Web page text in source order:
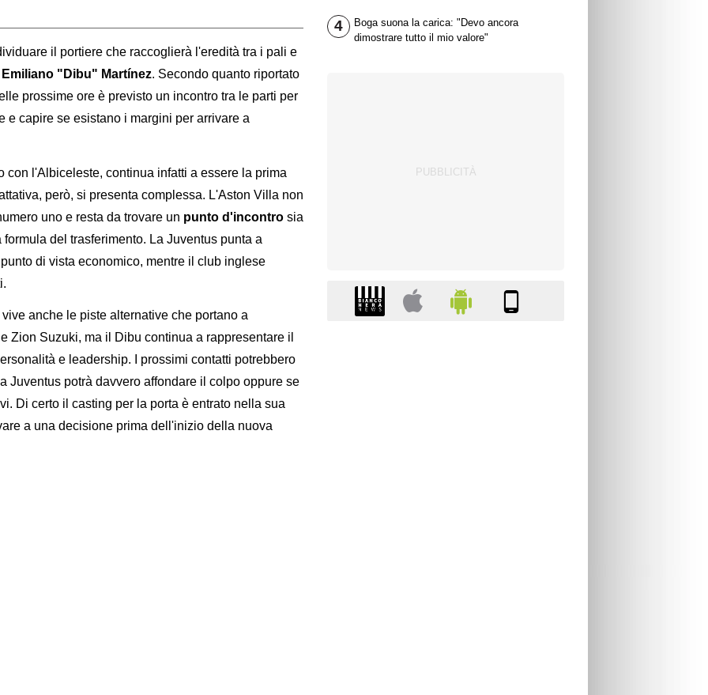
il portiere che raccoglierà l'eredità tra i pali e
Emiliano "Dibu" Martínez. Secondo quanto riportato
prossime ore è previsto un incontro tra le parti per
capire se esistano i margini per arrivare a
con l'Albiceleste, continua infatti a essere la prima
però, si presenta complessa. L'Aston Villa non
uno e resta da trovare un punto d'incontro sia
del trasferimento. La Juventus punta a
di vista economico, mentre il club inglese
anche le piste alternative che portano a
Zion Suzuki, ma il Dibu continua a rappresentare il
e leadership. I prossimi contatti potrebbero
Juventus potrà davvero affondare il colpo oppure se
Di certo il casting per la porta è entrato nella sua
a una decisione prima dell'inizio della nuova
4
Boga suona la carica: "Devo ancora
dimostrare tutto il mio valore"